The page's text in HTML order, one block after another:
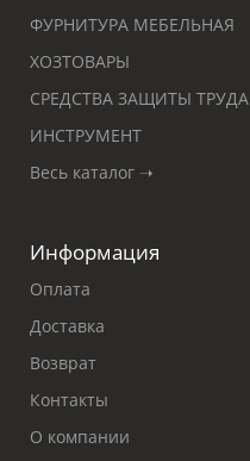
ФУРНИТУРА МЕБЕЛЬНАЯ
ХОЗТОВАРЫ
СРЕДСТВА ЗАЩИТЫ ТРУДА
ИНСТРУМЕНТ
Весь каталог ➝
Информация
Оплата
Доставка
Возврат
Контакты
О компании